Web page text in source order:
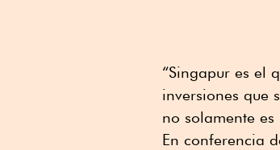
“Singapur es el
inversiones que
no solamente
En conferencia